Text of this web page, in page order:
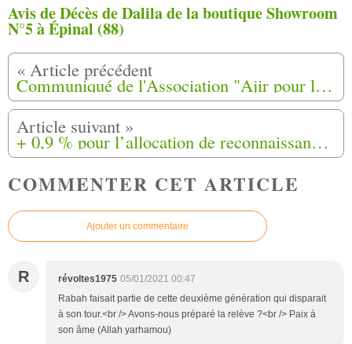
Avis de Décès de Dalila de la boutique Showroom
N°5 à Épinal (88)
Communiqué de l'Association "Ajir pour les Harkis "concernant la déclaration de Mr Chikhi
+ 0,9 % pour l’allocation de reconnaissance en faveur des harkis
COMMENTER CET ARTICLE
Ajouter un commentaire
R révoltes1975 05/01/2021 00:47
Rabah faisait partie de cette deuxième génération qui disparait
à son tour.<br /> Avons-nous préparé la relève ?<br /> Paix à
son âme (Allah yarhamou)